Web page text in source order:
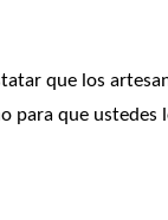
que los
para que ustedes